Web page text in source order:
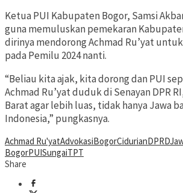
Ketua PUI Kabupaten Bogor, Samsi
guna memuluskan pemekaran
dirinya mendorong Achmad Ru’yat
pada Pemilu 2024 nanti.
“Beliau kita ajak, kita dorong dan PUI
Achmad Ru’yat duduk di Senayan DPR
Barat agar lebih luas, tidak hanya Jawa
Indonesia,” pungkasnya.
Achmad Ru'yatAdvokasiBogorCidurianDPRD
BogorPUISungaiTPT
Share